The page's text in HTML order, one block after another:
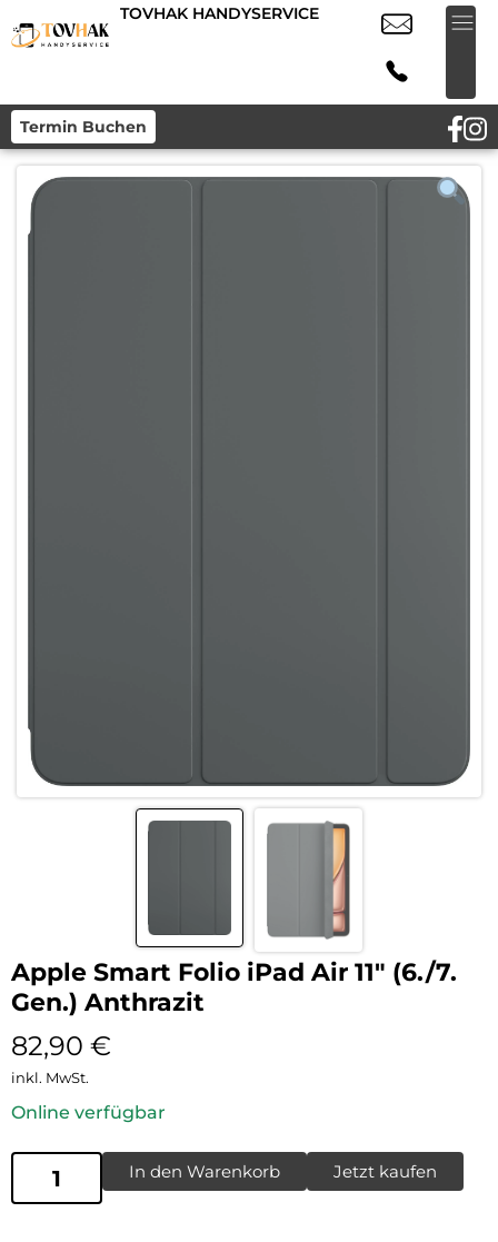
TOVHAK HANDYSERVICE
Termin Buchen
Apple Smart Folio iPad Air 11″ (6./7.
Gen.) Anthrazit
82,90 €
inkl. MwSt.
Online verfügbar
In den Warenkorb Jetzt kaufen